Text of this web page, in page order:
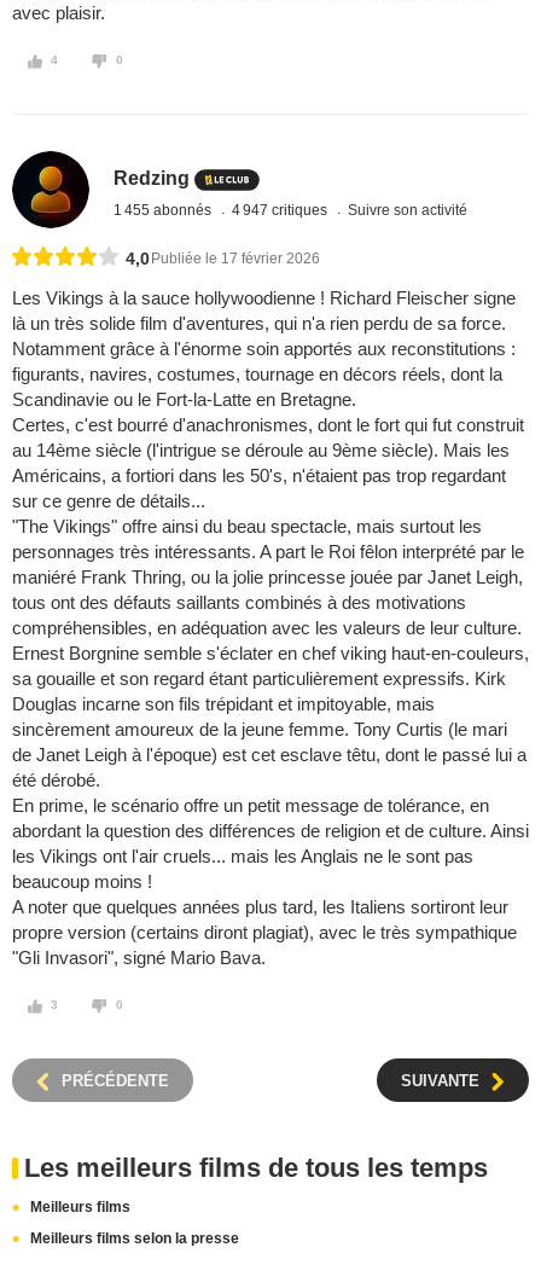
avec plaisir.
4 0
Redzing
1 455 abonnés 4 947 critiques Suivre son activité
4,0 Publiée le 17 février 2026
Les Vikings à la sauce hollywoodienne ! Richard Fleischer signe
là un très solide film d'aventures, qui n'a rien perdu de sa force.
Notamment grâce à l'énorme soin apportés aux reconstitutions :
figurants, navires, costumes, tournage en décors réels, dont la
Scandinavie ou le Fort-la-Latte en Bretagne.
Certes, c'est bourré d'anachronismes, dont le fort qui fut construit
au 14ème siècle (l'intrigue se déroule au 9ème siècle). Mais les
Américains, a fortiori dans les 50's, n'étaient pas trop regardant
sur ce genre de détails...
"The Vikings" offre ainsi du beau spectacle, mais surtout les
personnages très intéressants. A part le Roi fêlon interprété par le
maniéré Frank Thring, ou la jolie princesse jouée par Janet Leigh,
tous ont des défauts saillants combinés à des motivations
compréhensibles, en adéquation avec les valeurs de leur culture.
Ernest Borgnine semble s'éclater en chef viking haut-en-couleurs,
sa gouaille et son regard étant particulièrement expressifs. Kirk
Douglas incarne son fils trépidant et impitoyable, mais
sincèrement amoureux de la jeune femme. Tony Curtis (le mari
de Janet Leigh à l'époque) est cet esclave têtu, dont le passé lui a
été dérobé.
En prime, le scénario offre un petit message de tolérance, en
abordant la question des différences de religion et de culture. Ainsi
les Vikings ont l'air cruels... mais les Anglais ne le sont pas
beaucoup moins !
A noter que quelques années plus tard, les Italiens sortiront leur
propre version (certains diront plagiat), avec le très sympathique
"Gli Invasori", signé Mario Bava.
3 0
PRÉCÉDENTE SUIVANTE
Les meilleurs films de tous les temps
Meilleurs films
Meilleurs films selon la presse